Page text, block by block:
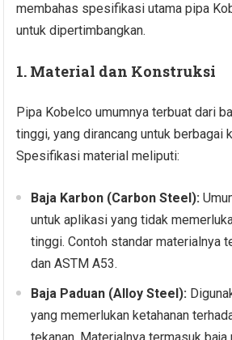
membahas spesifikasi utama pipa
untuk dipertimbangkan.
1. Material dan Konstruksi
Pipa Kobelco umumnya terbuat dari
tinggi, yang dirancang untuk berbagai
Spesifikasi material meliputi:
Baja Karbon (Carbon Steel):
untuk aplikasi yang tidak
tinggi. Contoh standar materialnya
dan ASTM A53.
Baja Paduan (Alloy Steel):
yang memerlukan ketahanan